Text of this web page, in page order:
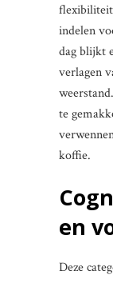
flexibiliteit
indelen
dag blijkt
verlagen
te
koffie.
en
Deze